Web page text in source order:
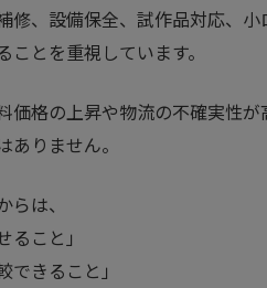
修、設備保全、試作品対応、
ことを重視しています。
価格の上昇や物流の不確実性
ありません。
らは、
ること」
できること」